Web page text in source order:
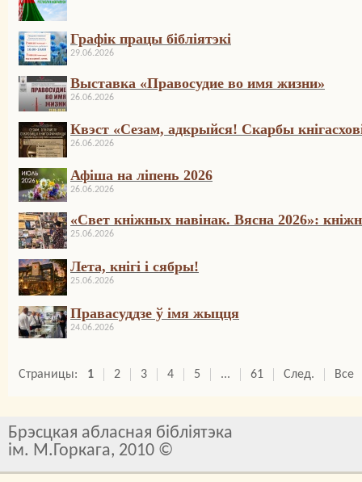
Графік працы бібліятэкі
29.06.2026
Выставка «Правосудие во имя жизни»
26.06.2026
Квэст «Сезам, адкрыйся! Скарбы
26.06.2026
Афіша на ліпень 2026
26.06.2026
«Свет кніжных навінак. Вясна 2026»:
25.06.2026
Лета, кнігі і сябры!
25.06.2026
Правасуддзе ў імя жыцця
24.06.2026
Страницы: 1 2 3 4 5 ... 61 След. Все
Брэсцкая абласная бібліятэка
ім. М.Горкага, 2010 ©